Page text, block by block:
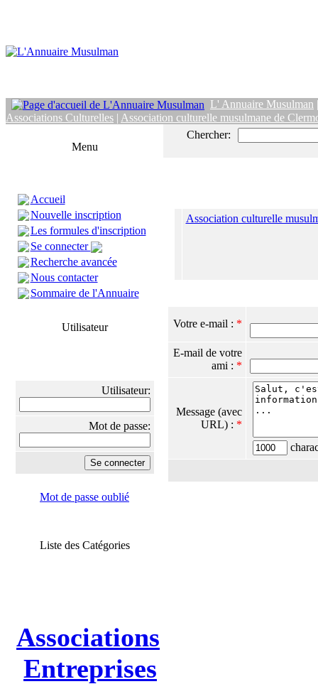
L' Annuaire Musulman
Associations Culturelles | Association culturelle musulmane de
Menu
Accueil
Nouvelle inscription
Les formules d'inscription
Se connecter
Recherche avancée
Nous contacter
Sommaire de l'Annuaire
Utilisateur
Utilisateur:
Mot de passe:
Mot de passe oublié
Liste des Catégories
Associations
Entreprises
Chercher:
Association culturelle
Votre e-mail : *
E-mail de votre
ami : *
Message (avec
URL) : *